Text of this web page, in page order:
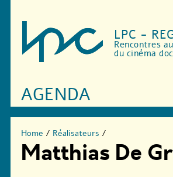
LPC -
Rencontres
du cinéma
AGENDA
Home / Réalisateurs /
Matthias De